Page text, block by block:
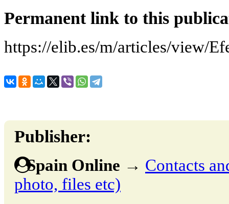
Permanent link to this
https://elib.es/m/articles/view/
Publisher:
Spain Online → Contacts
photo, files etc)